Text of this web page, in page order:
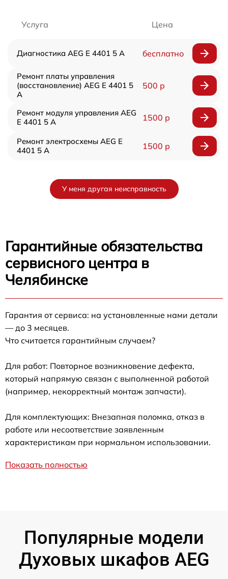
Услуга Цена
Диагностика AEG E 4401 5 A бесплатно
Ремонт платы управления
(восстановление) AEG E 4401 5
A
500 р
Ремонт модуля управления AEG
E 4401 5 A
1500 р
Ремонт электросхемы AEG E
4401 5 A
1500 р
У меня другая неисправность
Гарантийные обязательства
сервисного центра в
Челябинске
Гарантия от сервиса: на установленные нами детали
— до 3 месяцев.
Что считается гарантийным случаем?
Для работ: Повторное возникновение дефекта,
который напрямую связан с выполненной работой
(например, некорректный монтаж запчасти).
Для комплектующих: Внезапная поломка, отказ в
работе или несоответствие заявленным
характеристикам при нормальном использовании.
Показать полностью
Популярные модели
Духовых шкафов AEG